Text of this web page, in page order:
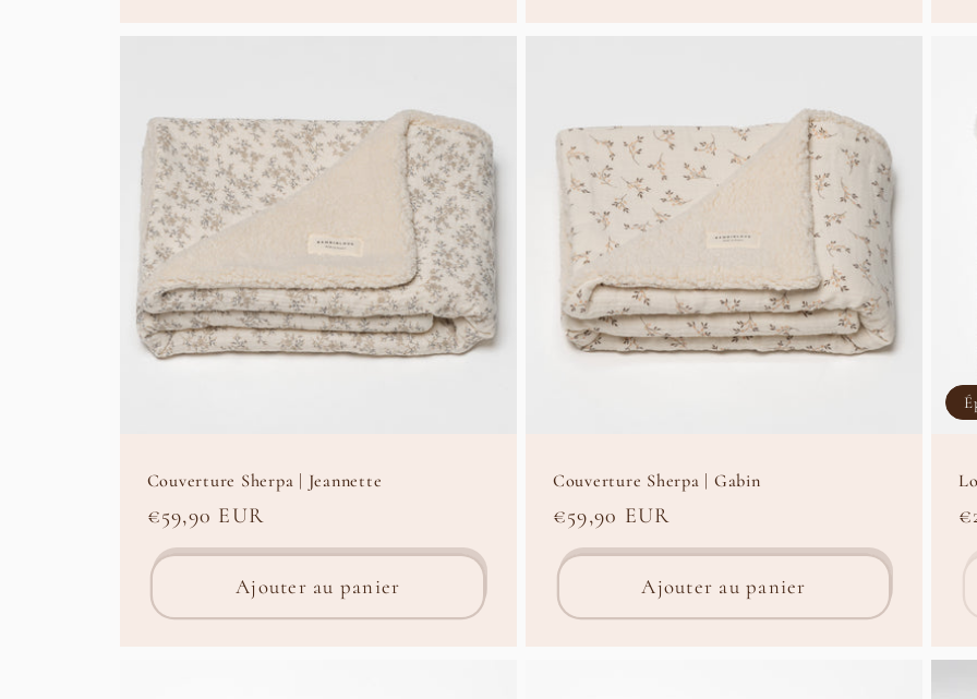
Couverture Sherpa | Jeannette
Prix
habituel
€59,90 EUR
Ajouter au panier
Couverture Sherpa | Gabin
Prix
habituel
€59,90 EUR
Ajouter au panier